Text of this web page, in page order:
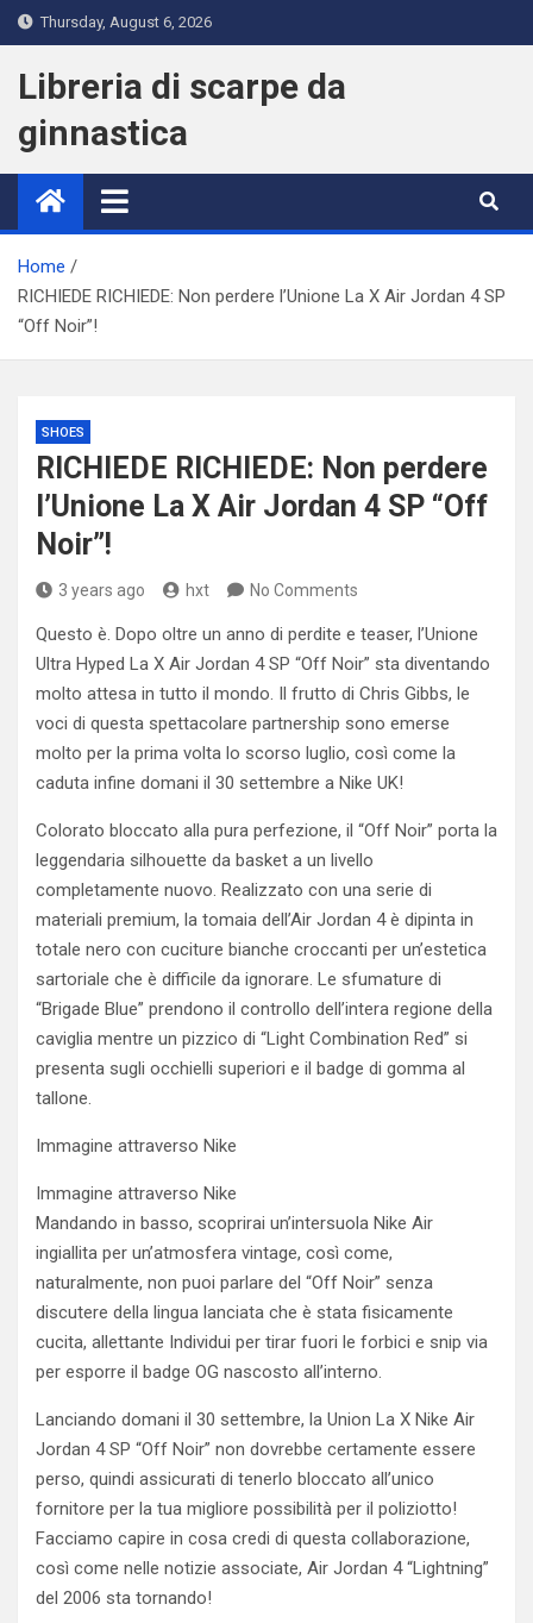
Skip
to
content
Thursday, August 6, 2026
Libreria di scarpe da
ginnastica
Home
RICHIEDE RICHIEDE: Non perdere l’Unione La X Air Jordan 4 SP
“Off Noir”!
SHOES
RICHIEDE RICHIEDE: Non perdere
l’Unione La X Air Jordan 4 SP “Off
Noir”!
3 years ago hxt No Comments
Questo è. Dopo oltre un anno di perdite e teaser, l’Unione
Ultra Hyped La X Air Jordan 4 SP “Off Noir” sta diventando
molto attesa in tutto il mondo. Il frutto di Chris Gibbs, le
voci di questa spettacolare partnership sono emerse
molto per la prima volta lo scorso luglio, così come la
caduta infine domani il 30 settembre a Nike UK!
Colorato bloccato alla pura perfezione, il “Off Noir” porta la
leggendaria silhouette da basket a un livello
completamente nuovo. Realizzato con una serie di
materiali premium, la tomaia dell’Air Jordan 4 è dipinta in
totale nero con cuciture bianche croccanti per un’estetica
sartoriale che è difficile da ignorare. Le sfumature di
“Brigade Blue” prendono il controllo dell’intera regione della
caviglia mentre un pizzico di “Light Combination Red” si
presenta sugli occhielli superiori e il badge di gomma al
tallone.
Immagine attraverso Nike
Immagine attraverso Nike
Mandando in basso, scoprirai un’intersuola Nike Air
ingiallita per un’atmosfera vintage, così come,
naturalmente, non puoi parlare del “Off Noir” senza
discutere della lingua lanciata che è stata fisicamente
cucita, allettante Individui per tirar fuori le forbici e snip via
per esporre il badge OG nascosto all’interno.
Lanciando domani il 30 settembre, la Union La X Nike Air
Jordan 4 SP “Off Noir” non dovrebbe certamente essere
perso, quindi assicurati di tenerlo bloccato all’unico
fornitore per la tua migliore possibilità per il poliziotto!
Facciamo capire in cosa credi di questa collaborazione,
così come nelle notizie associate, Air Jordan 4 “Lightning”
del 2006 sta tornando!